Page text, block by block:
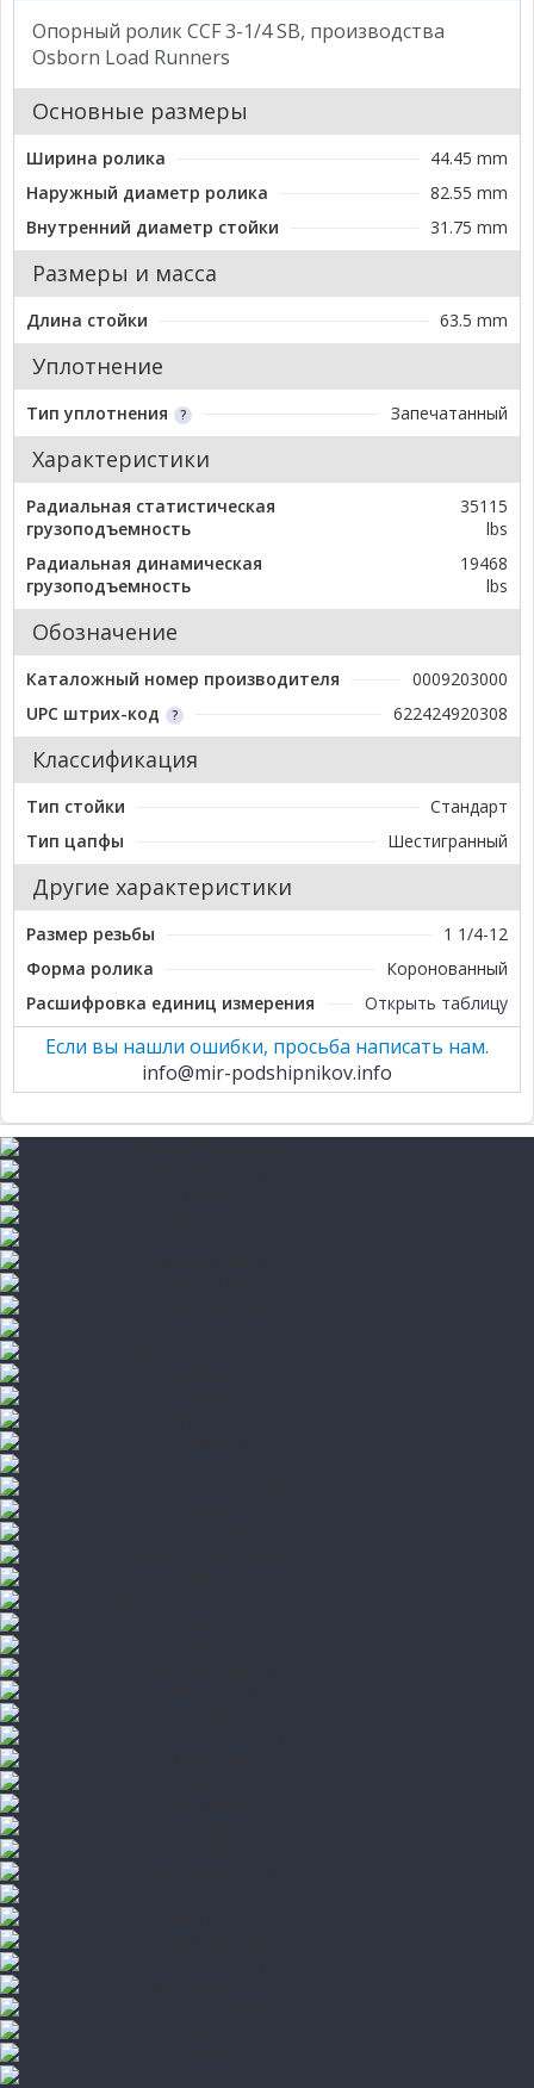
Опорный ролик CCF 3-1/4 SB, производства
Osborn Load Runners
Основные размеры
Ширина ролика
44.45 mm
Наружный диаметр ролика
82.55 mm
Внутренний диаметр стойки
31.75 mm
Размеры и масса
Длина стойки 63.5 mm
Уплотнение
Тип уплотнения Запечатанный
Характеристики
Радиальная статистическая
грузоподъемность
35115
lbs
Радиальная динамическая
грузоподъемность
19468
lbs
Обозначение
Каталожный номер производителя
0009203000
UPC штрих-код
622424920308
Классификация
Тип стойки
Стандарт
Тип цапфы
Шестигранный
Другие характеристики
Размер резьбы
1 1/4-12
Форма ролика
Коронованный
Расшифровка единиц измерения
Открыть таблицу
Если вы нашли ошибки, просьба написать нам.
info@mir-podshipnikov.info